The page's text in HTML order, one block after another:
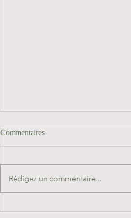
Commentaires
Rédigez un commentaire...